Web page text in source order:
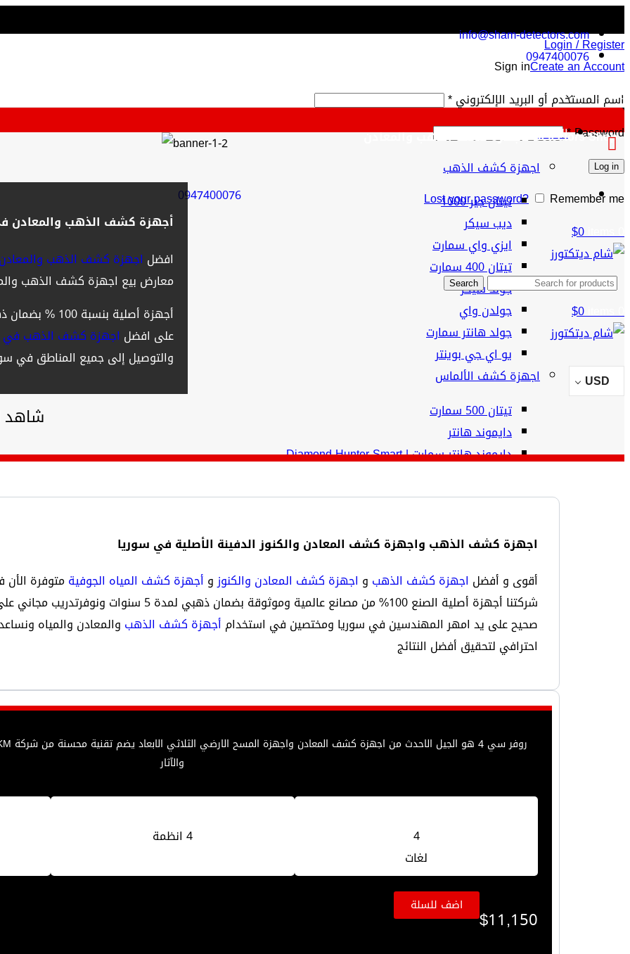
info@sham-detectors.com
0947400076
$
Detectors Shop لأجهزة كشف الذهب والمعادن
0947400076
Login / Register
Sign inCreate an Account
اسم المستخدم أو البريد الإلكتروني*
Password
*
Log in
Lost your password?
Remember me
0
items
$0
Search
0
items
$0
USD
الفئات
اجهزة كشف الذهب
تيتان جير 1000
ديب سيكر
ايزي واي سمارت
تيتان 400 سمارت
جولد سيكر
جولدن واي
جولد هانتر سمارت
يو اي جي بوينتر
اجهزة كشف الألماس
تيتان 500 سمارت
دايموند هانتر
دايموند هانتر سمارت | Diamond Hunter Smart
فريش ريزولت 1
ريفر إف بلس
الفيديو والتدريب
0947400076
أجهزة كشف الذهب والمعادن
افضل اجهزة كشف الذهب
معارض بيع اجهزة كشف الذهب
على افضل اجهزة كشف الذهب في
والتوصيل إلى جميع المناطق في
شاهد
اجهزة كشف الذهب واجهزة كشف المعادن والكنوز الدفينة الأصلية في سوريا
أقوى و أفضل اجهزة كشف الذهب و اجهزة كشف المعادن والكنوز و أجهزة كشف المياه الجوفيةمتوفرة
شركتنا أجهزة أصلية الصنع 100% من مصانع عالمية وموثوقة
صحيح على يد امهر المهندسين في سوريا ومختصين في استخدام أجهزة كشف الذهب والمعادن والمياه
احترافي لتحقيق أفضل النتائج
والآثار
4
لغات
4 انظمة
$11,150
اضف للسلة